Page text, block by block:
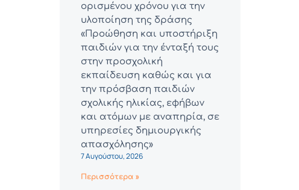
ορισμένου χρόνου για την
υλοποίηση της δράσης
«Προώθηση και υποστήριξη
παιδιών για την ένταξή τους
στην προσχολική
εκπαίδευση καθώς και για
την πρόσβαση παιδιών
σχολικής ηλικίας, εφήβων
και ατόμων με αναπηρία, σε
υπηρεσίες δημιουργικής
απασχόλησης»
7 Αυγούστου, 2026
Περισσότερα »